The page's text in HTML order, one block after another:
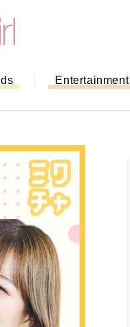
Entertainment
ばない！」ミスドのモ
完全ガイド｜支払い方
方までネットオーダー
を徹底解説